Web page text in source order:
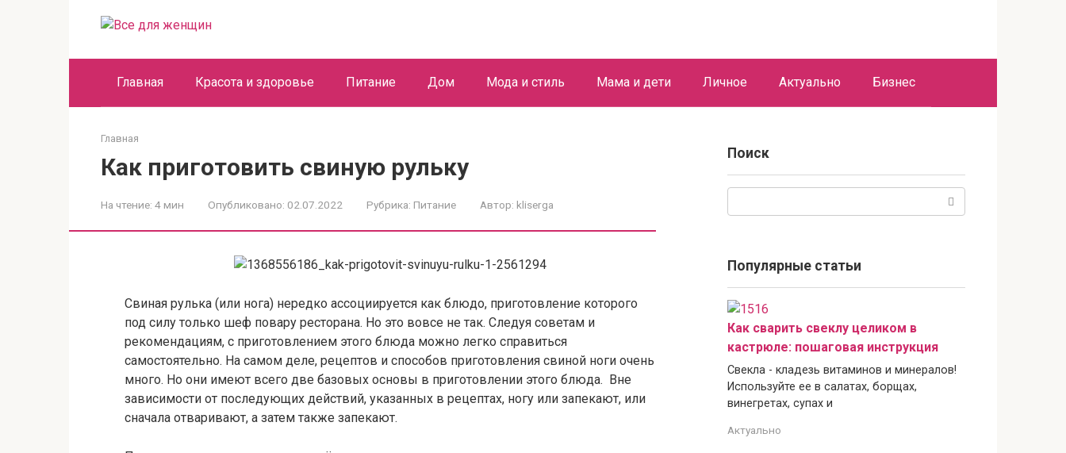
Главная Красота и здоровье Питание Дом Мода и стиль Мама и дети Личное Актуально Бизнес
Главная
Как приготовить свиную рульку
На чтение: 4 мин Опубликовано: 02.07.2022 Рубрика: Питание Автор: kliserga
Свиная рулька (или нога) нередко ассоциируется как блюдо, приготовление которого
под силу только шеф повару ресторана. Но это вовсе не так. Следуя советам и
рекомендациям, с приготовлением этого блюда можно легко справиться
самостоятельно. На самом деле, рецептов и способов приготовления свиной ноги очень
много. Но они имеют всего две базовых основы в приготовлении этого блюда. Вне
зависимости от последующих действий, указанных в рецептах, ногу или запекают, или
сначала отваривают, а затем также запекают.
Поиск
Популярные статьи
Как сварить свеклу целиком в
кастрюле: пошаговая инструкция
Свекла - кладезь витаминов и минералов!
Используйте ее в салатах, борщах,
винегретах, супах и
Актуально